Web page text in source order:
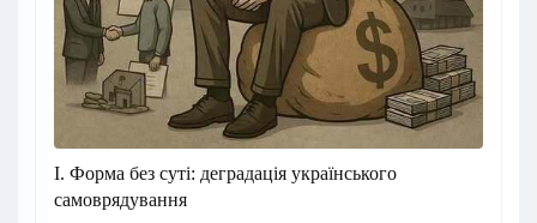
I. Форма без суті: деградація українського
самоврядування